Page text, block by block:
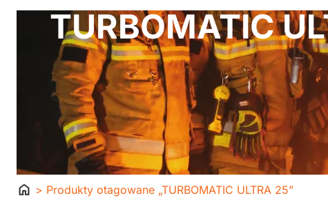
TURBOMATIC
Strona> Produkty otagowane „TURBOMATIC ULTRA 25”